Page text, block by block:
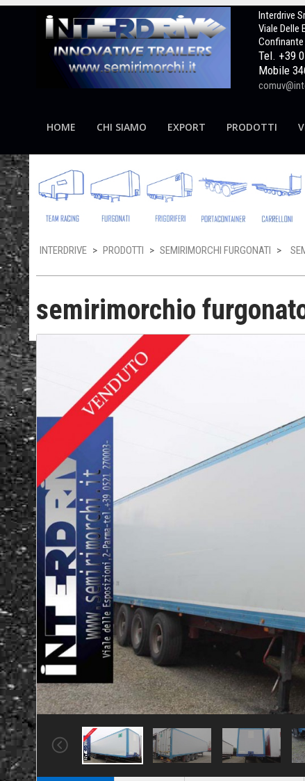
Interdrive
Viale Delle
Tel. +39
Mobile
HOME CHI SIAMO EXPORT PRODOTTI
INTERDRIVE > PRODOTTI > SEMIRIMORCHI FURGONATI >
semirimorchio